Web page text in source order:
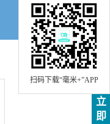
扫码下载“毫米+”APP
立
即